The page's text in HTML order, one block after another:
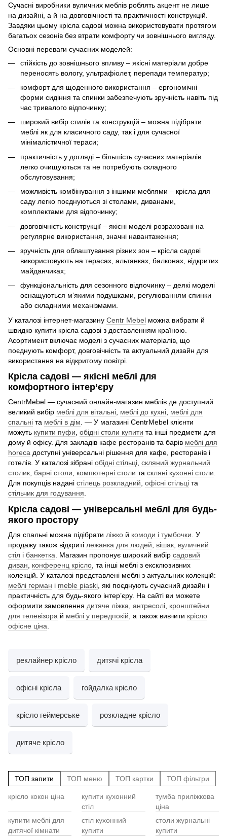
Сучасні виробники вуличних меблів роблять акцент не лише
на дизайні, а й на довговічності та практичності конструкцій.
Завдяки цьому крісла садові можна використовувати протягом
багатьох сезонів без втрати комфорту чи зовнішнього вигляду.
Основні переваги сучасних моделей:
стійкість до зовнішнього впливу – якісні матеріали добре
переносять вологу, ультрафіолет, перепади температур;
комфорт для щоденного використання – ергономічні
форми сидіння та спинки забезпечують зручність навіть під
час тривалого відпочинку;
широкий вибір стилів та конструкцій – можна підібрати
меблі як для класичного саду, так і для сучасної
мінімалістичної тераси;
практичність у догляді – більшість сучасних матеріалів
легко очищуються та не потребують складного
обслуговування;
можливість комбінування з іншими меблями – крісла для
саду легко поєднуються зі столами, диванами,
комплектами для відпочинку;
довговічність конструкції – якісні моделі розраховані на
регулярне використання, значні навантаження;
зручність для облаштування різних зон – крісла садові
використовують на терасах, альтанках, балконах, відкритих
майданчиках;
функціональність для сезонного відпочинку – деякі моделі
оснащуються м’якими подушками, регулюванням спинки
або складними механізмами.
У каталозі інтернет-магазину Centr Mebel можна вибрати й
швидко купити крісла садові з доставленням країною.
Асортимент включає моделі з сучасних матеріалів, що
поєднують комфорт, довговічність та актуальний дизайн для
використання на відкритому повітрі.
Крісла садові — якісні меблі для
комфортного інтер’єру
CentrMebel — сучасний онлайн-магазин меблів де доступний
великий вибір меблі для вітальні, меблі до кухні, меблі для
спальні та меблі в дім. — У магазині CentrMebel клієнти
можуть купити пуфи, обідні столи купити та інші предмети для
дому й офісу. Для закладів кафе ресторанів та барів меблі для
horeca доступні універсальні рішення для кафе, ресторанів і
готелів. У каталозі зібрані обідні стільці, скляний журнальний
столик, барні столи, компютерні столи та скляні кухонні столи.
Для покупців надані стілець розкладний, офісні стільці та
стільчик для годування.
Крісла садові — універсальні меблі для будь-
якого простору
Для спальні можна підібрати ліжко й комоди і тумбочки . У
продажу також відкриті лежанка для людей вішак вуличний
стіл і банкетка . Магазин пропонує широкий вибір садовий
диван
конференц крісло , та інші меблі з ексклюзивних
колекцій. У каталозі представлені меблі з актуальних колекцій:
меблі герман і meble piaski , які поєднують сучасний дизайн і
практичність для будь-якого інтер’єру. На сайті ви можете
оформити замовлення дитяче ліжка антресолі кронштейни
для телевізора й меблі у передпокій , а також вивчити крісло
офісне ціна
реклайнер крісло дитячі крісла
офісні крісла гойдалка крісло
крісло геймерське розкладне крісло
дитяче крісло
ТОП запити ТОП меню ТОП картки ТОП фільтри
крісло кокон ціна
купити кухонний
стіл
тумба приліжкова
ціна
купити меблі для
дитячої кімнати
стіл кухонний
купити
столи журнальні
купити